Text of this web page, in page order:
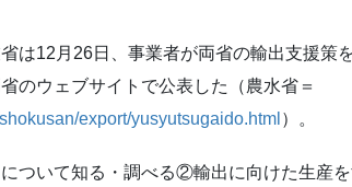
は12月26日、事業者が両省の輸出支援策
のウェブサイトで公表した（農水省＝
export/yusyutsugaido.html ）。
ついて知る・調べる②輸出に向けた生産